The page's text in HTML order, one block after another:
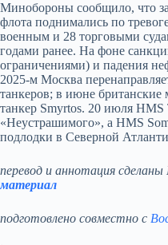
Минобороны сообщило, что
флота поднимались по
военным и 28 торговыми
годами ранее. На фоне
ограничениями) и падения
2025-м Москва
танкеров; в июне британские
танкер Smyrtos. 20 июля HMS
«Неустрашимого», а HMS
подлодки в Северной
перевод и аннотация
материал
подготовлено совместно с